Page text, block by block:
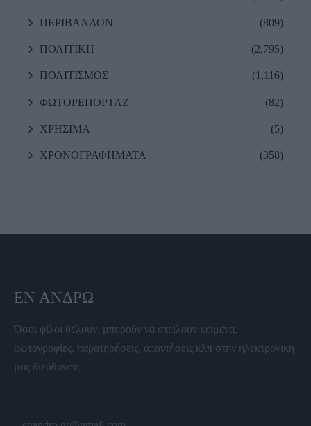
ΠΕΡΙΒΑΛΛΟΝ (809)
ΠΟΛΙΤΙΚΗ (2,795)
ΠΟΛΙΤΙΣΜΟΣ (1,116)
ΦΩΤΟΡΕΠΟΡΤΑΖ (82)
ΧΡΗΣΙΜΑ (5)
ΧΡΟΝΟΓΡΑΦΗΜΑΤΑ (358)
ΕΝ ΆΝΔΡΩ
Όσοι φίλοι θέλουν, μπορούν να στείλουν κείμενα,
φωτογραφίες, παρατηρήσεις, απαντήσεις κλπ στην ηλεκτρονική
μας διεύθυνση.